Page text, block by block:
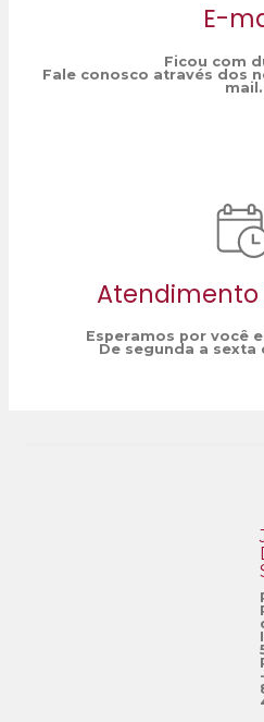
E-
Ficou com
Fale conosco através dos
mail.
Atendimento
Esperamos por você
De segunda a sexta
-